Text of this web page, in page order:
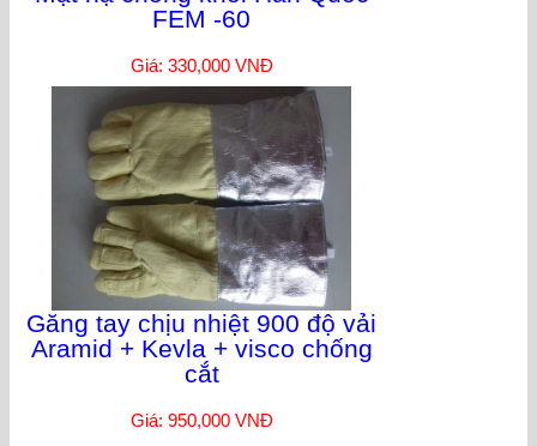
FEM -60
Giá: 330,000 VNĐ
Găng tay chịu nhiệt 900 độ vải
Aramid + Kevla + visco chống
cắt
Giá: 950,000 VNĐ